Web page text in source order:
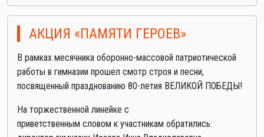
АКЦИЯ «ПАМЯТИ ГЕРОЕВ»
В рамках месячника оборонно-массовой патриотической
работы в гимназии прошел смотр строя и песни,
посвященный празднованию 80-летия ВЕЛИКОЙ ПОБЕДЫ!
На торжественной линейке с
приветственным словом к участникам обратились: